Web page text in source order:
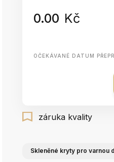
0.00 Kč
OČEKÁVANÉ DATUM
záruka kvality
Skleněné kryty pro varnou